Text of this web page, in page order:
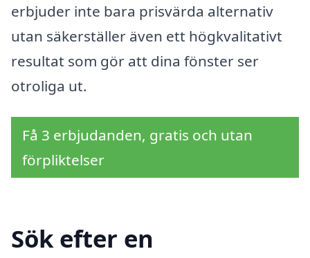
erbjuder inte bara prisvärda alternativ
utan säkerställer även ett högkvalitativt
resultat som gör att dina fönster ser
otroliga ut.
Få 3 erbjudanden, gratis och utan
förpliktelser
Sök efter en